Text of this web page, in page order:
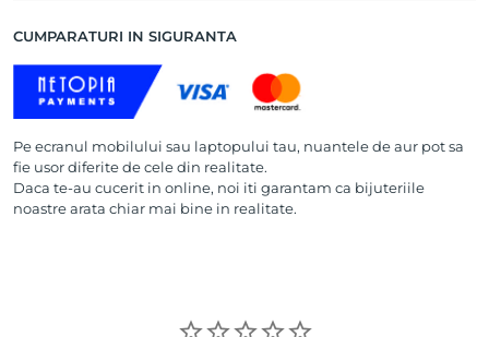
CUMPARATURI IN SIGURANTA
Pe ecranul mobilului sau laptopului tau, nuantele de aur pot sa
fie usor diferite de cele din realitate.
Daca te-au cucerit in online, noi iti garantam ca bijuteriile
noastre arata chiar mai bine in realitate.